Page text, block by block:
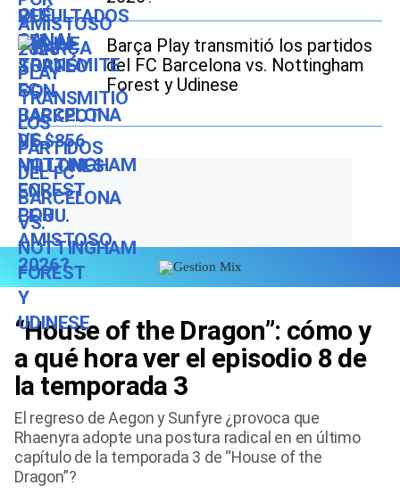
Barça Play transmitió los partidos
del FC Barcelona vs. Nottingham
Forest y Udinese